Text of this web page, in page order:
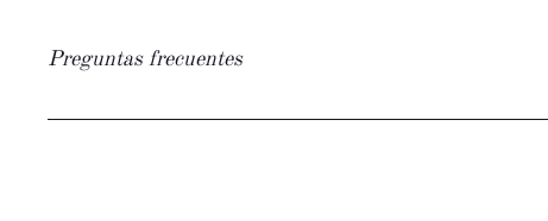
Preguntas frecuentes